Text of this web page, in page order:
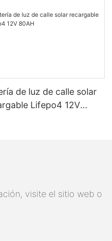
de luz de calle solar
Lifepo4 12V
visite el sitio web o